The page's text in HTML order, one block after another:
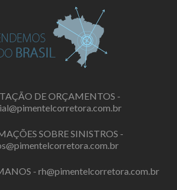
DE ORÇAMENTOS -
SOBRE SINISTROS -
- rh@pimentelcorretora.com.br